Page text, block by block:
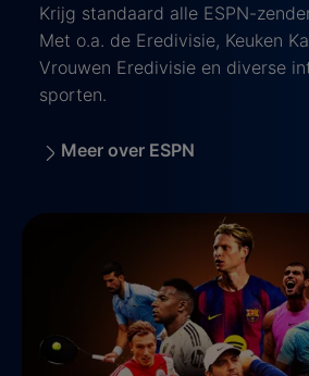
Krijg standaard alle ESPN-
Met o.a. de Eredivisie, Keuken
Vrouwen Eredivisie en diverse
sporten.
Meer over ESPN